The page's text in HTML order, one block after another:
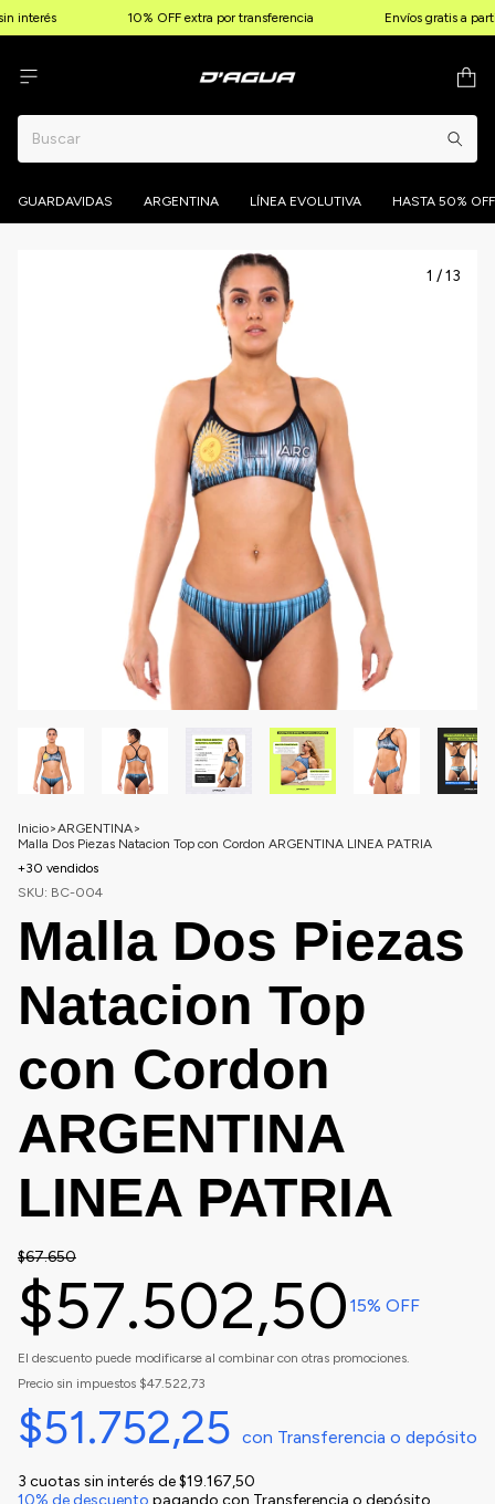
interés 10% OFF extra por transferencia Envíos gratis a
GUARDAVIDAS ARGENTINA LÍNEA EVOLUTIVA HASTA 50% OFF
1 /13
Inicio>ARGENTINA>
Malla Dos Piezas Natacion Top con Cordon ARGENTINA LINEA PATRIA
+30 vendidos
SKU: BC-004
Malla Dos Piezas
Natacion Top
con Cordon
ARGENTINA
LINEA PATRIA
$67.650
$57.502,50 15% OFF
El descuento puede modificarse al combinar con otras promociones.
Precio sin impuestos $47.522,73
$51.752,25 con Transferencia o depósito
3 cuotas sin interés de$19.167,50
10% de descuento pagando con Transferencia o depósito